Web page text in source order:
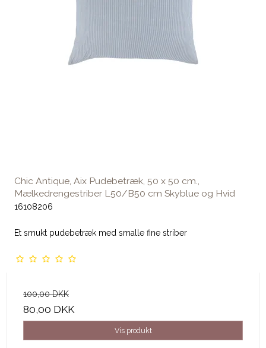
Chic Antique, Aix Pudebetræk, 50 x 50 cm.,
Mælkedrengestriber L50/B50 cm Skyblue og Hvid
16108206
Et smukt pudebetræk med smalle fine striber
100,00 DKK
80,00 DKK
Vis produkt